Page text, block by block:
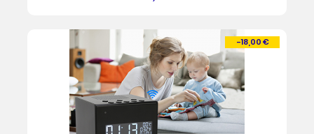
PROMO !
-18,00 €